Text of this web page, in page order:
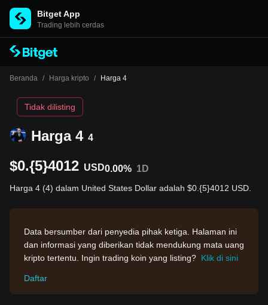
Bitget App
Trading lebih cerdas
Beranda / Harga kripto / Harga 4
Harga 4 4
Tidak dilisting
$0.{5}4012 USD0.00% 1D
Harga 4 (4) dalam United States Dollar adalah $0.{5}4012 USD.
Data bersumber dari penyedia pihak ketiga. Halaman ini
dan informasi yang diberikan tidak mendukung mata uang
kripto tertentu. Ingin trading koin yang listing? Klik di sini
Daftar